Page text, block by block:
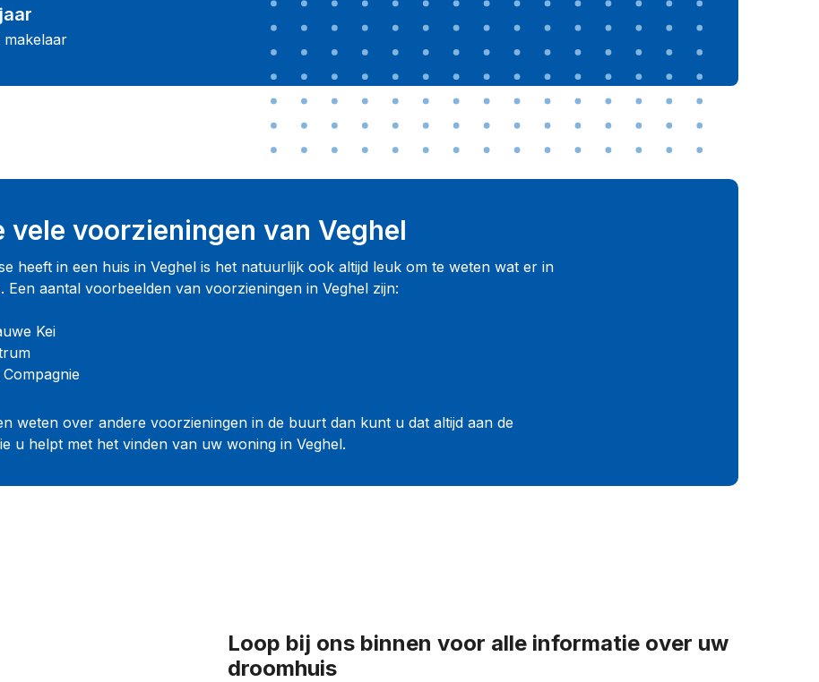
makelaar
vele voorzieningen van Veghel
heeft in een huis in Veghel is het natuurlijk ook altijd leuk om te weten wat er in
Een aantal voorbeelden van voorzieningen in Veghel zijn:
Kei
weten over andere voorzieningen in de buurt dan kunt u dat altijd aan de
u helpt met het vinden van uw woning in Veghel.
Loop bij ons binnen voor alle informatie over uw
droomhuis